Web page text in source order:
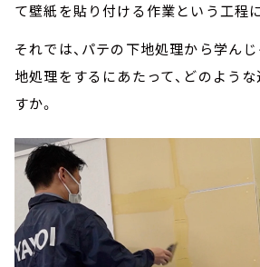
て壁紙を貼り付ける作業という工程
それでは、パテの下地処理から学ん
地処理をするにあたって、どのよう
すか。